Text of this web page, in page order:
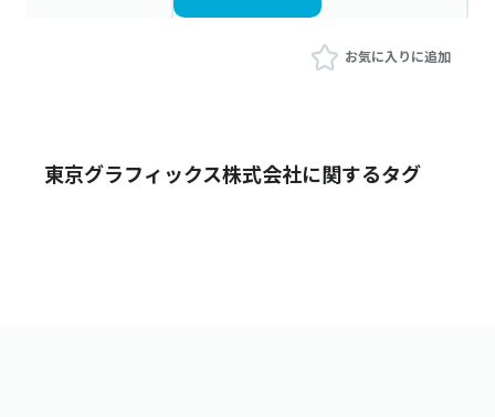
お気に入りに追加
東京グラフィックス株式会社に関するタグ